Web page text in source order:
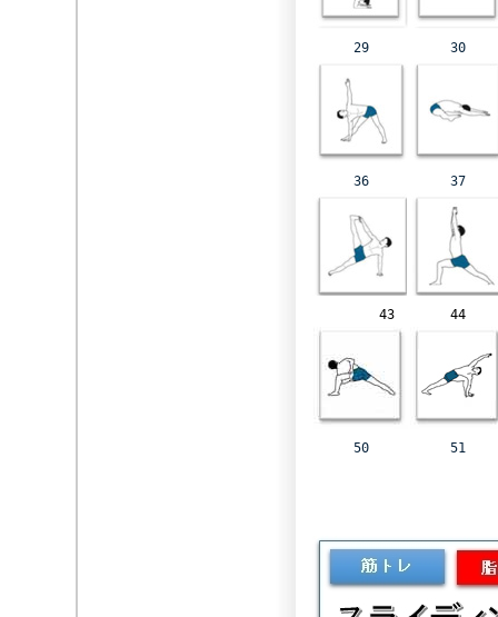
29 30
36 37
43 44
50 51